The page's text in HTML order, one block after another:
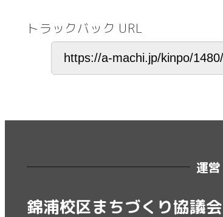
トラックバック URL
運営
錦浦校区まちづくり協議会